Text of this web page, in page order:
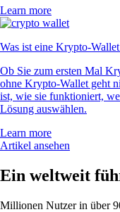
Learn more
Was ist eine Krypto-
Ob Sie zum ersten Mal
ohne Krypto-Wallet geht
ist, wie sie funktioniert,
Lösung auswählen.
Learn more
Artikel ansehen
Ein weltweit
Millionen Nutzer in über